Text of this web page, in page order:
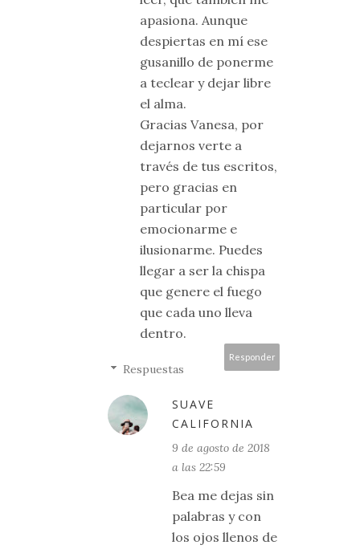
apasiona. Aunque
despiertas en mí ese
gusanillo de ponerme
a teclear y dejar libre
el alma.
Gracias Vanesa, por
dejarnos verte a
través de tus escritos,
pero gracias en
particular por
emocionarme e
ilusionarme. Puedes
llegar a ser la chispa
que genere el fuego
que cada uno lleva
dentro.
Responder
Respuestas
SUAVE
CALIFORNIA
9 de agosto de 2018
a las 22:59
Bea me dejas sin
palabras y con
los ojos llenos de